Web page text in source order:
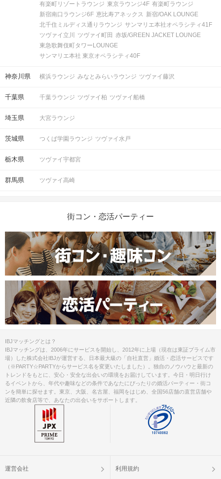
有楽町リゾートラウンジ 東京ラウンジ4F 有楽町ラウンジ
新宿南口ラウンジ6F 恵比寿アネックス 新宿/OAK LOUNGE
北千住ミルディス通りラウンジ サンマリエ本社オペラシティ41F
ツヴァイ立川
ツヴァイ町田 赤坂/GREEN JACKET LOUNGE
東急歌舞伎町タワーLOUNGE
サンマリエ本社 東京オペラシティ40F
神奈川県 横浜ラウンジ みなとみらいラウンジ ツヴァイ藤沢
千葉県 千葉ラウンジ ツヴァイ柏 ツヴァイ船橋
埼玉県 大宮ラウンジ
茨城県 つくば学園ラウンジ ツヴァイ水戸
栃木県 ツヴァイ宇都宮
群馬県 ツヴァイ高崎
街コン・恋活パーティー
IBJマッチングとは？
IBJマッチングは、2006年にサービスを開始し、2012年に上場（現在は東証プライム市
場）した株式会社IBJが運営する、日本最大級の「自社直営」婚活・恋活サービスです
（※PARTY☆PARTYからサービス名を変更いたしました）。独自のノウハウと最新の
トレンドをもとに、安心・安全な出会いの環境をお届けしています。今日・明日行け
るイベントから、年代や趣味などの条件であなたにぴったりの婚活パーティー・街コ
ンを簡単に探せます。東京、大阪、名古屋、福岡をはじめ、全国56店舗の直営店舗や
近隣の飲食店等で、あなたの出会いをサポートします。
運営会社 利用規約